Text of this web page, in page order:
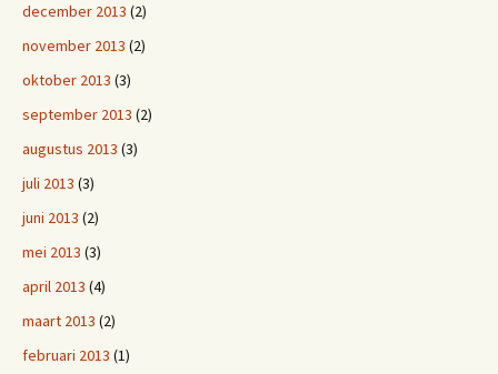
december 2013 (2)
november 2013 (2)
oktober 2013 (3)
september 2013 (2)
augustus 2013 (3)
juli 2013 (3)
juni 2013 (2)
mei 2013 (3)
april 2013 (4)
maart 2013 (2)
februari 2013 (1)